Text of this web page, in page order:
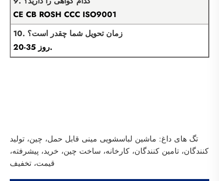
CE CB ROSH CCC ISO9001
10. زمان تحویل شما چقدر است؟
20-35 روز.
تگ های داغ: ماشین لباسشویی مینی قابل حمل، چین، تولید
کنندگان، تامین کنندگان، کارخانه، ساخت چین، خرید، پیشرفته،
قیمت، تخفیف